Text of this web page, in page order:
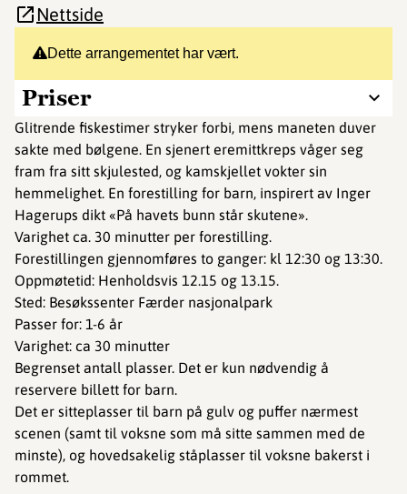
Dette arrangementet har vært.
Priser
Glitrende fiskestimer stryker forbi, mens maneten duver
sakte med bølgene. En sjenert eremittkreps våger seg
fram fra sitt skjulested, og kamskjellet vokter sin
hemmelighet. En forestilling for barn, inspirert av Inger
Hagerups dikt «På havets bunn står skutene».
Varighet ca. 30 minutter per forestilling.
Forestillingen gjennomføres to ganger: kl 12:30 og 13:30.
Oppmøtetid: Henholdsvis 12.15 og 13.15.
Sted: Besøkssenter Færder nasjonalpark
Passer for: 1-6 år
Varighet: ca 30 minutter
Begrenset antall plasser. Det er kun nødvendig å
reservere billett for barn.
Det er sitteplasser til barn på gulv og puffer nærmest
scenen (samt til voksne som må sitte sammen med de
minste), og hovedsakelig ståplasser til voksne bakerst i
rommet.
Nettside